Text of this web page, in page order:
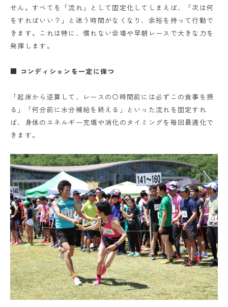
せん。すべてを「流れ」として固定化してしまえば、「次は何
をすればいい？」と迷う時間がなくなり、余裕を持って行動で
きます。これは特に、慣れない会場や早朝レースで大きな力を
発揮します。
■ コンディションを一定に保つ
「起床から逆算して、レースの〇時間前には必ずこの食事を摂
る」「何分前に水分補給を終える」といった流れを固定すれ
ば、身体のエネルギー充填や消化のタイミングを毎回最適化で
きます。